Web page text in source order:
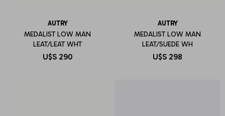
AUTRY
MEDALIST LOW MAN
LEAT/LEAT WHT
U$S 290
AUTRY
MEDALIST LOW MAN
LEAT/SUEDE WH
U$S 298